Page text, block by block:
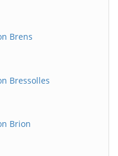
Brens
Bressolles
Brion